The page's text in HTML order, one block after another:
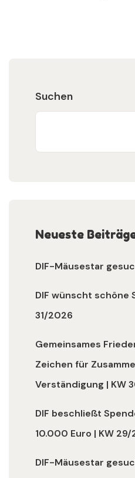
Suchen
Neueste
DIF-Mäusestar
DIF wünscht schöne
31/2026
Gemeinsames
Zeichen für
Verständigung | KW
DIF beschließt
10.000 Euro | KW
DIF-Mäusestar